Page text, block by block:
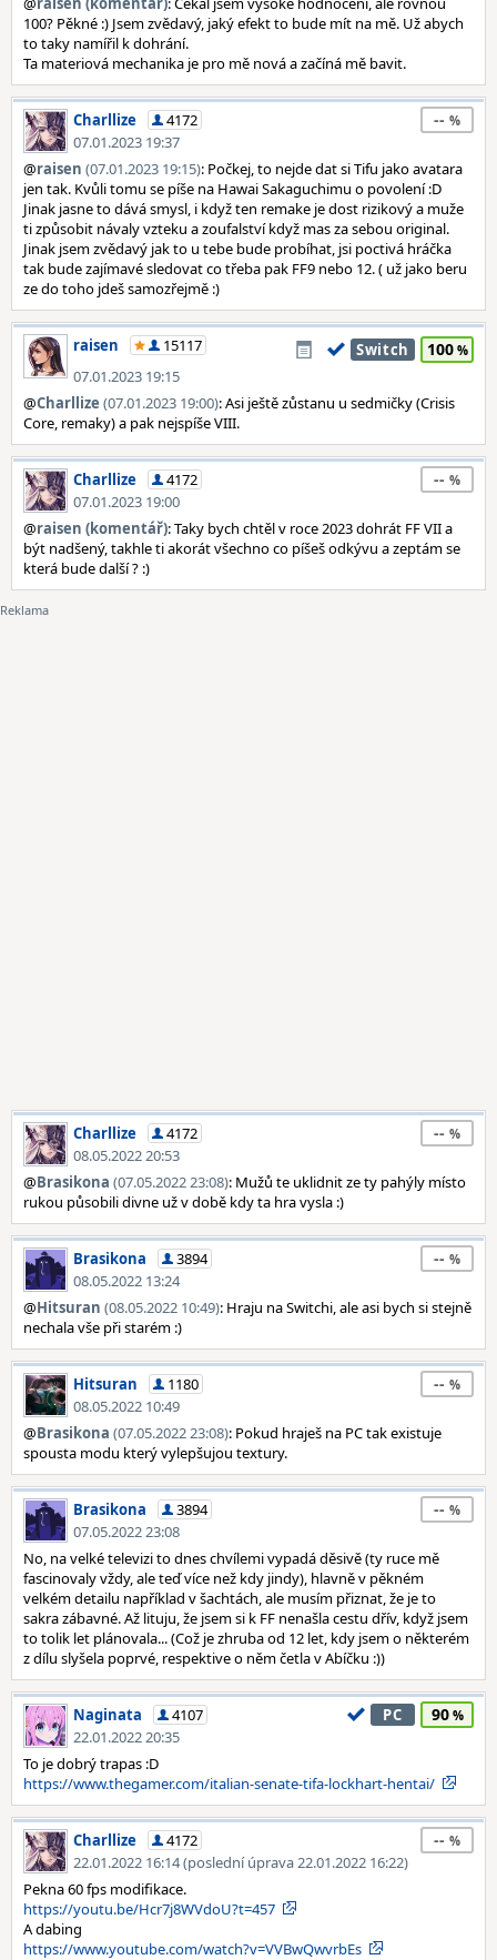
100? Pěkné :) Jsem zvědavý, jaký efekt to bude mít na mě. Už abych
to taky namířil k dohrání.
Ta materiová mechanika je pro mě nová a začíná mě bavit.
Charllize
4172
07.01.2023 19:37
--
@raisen (07.01.2023 19:15): Počkej, to nejde dat si Tifu jako avatara
jen tak. Kvůli tomu se píše na Hawai Sakaguchimu o povolení :D
Jinak jasne to dává smysl, i když ten remake je dost rizikový a muže
ti způsobit návaly vzteku a zoufalství když mas za sebou original.
Jinak jsem zvědavý jak to u tebe bude probíhat, jsi poctivá hráčka
tak bude zajímavé sledovat co třeba pak FF9 nebo 12. ( už jako beru
ze do toho jdeš samozřejmě :)
raisen
15117
07.01.2023 19:15
Switch 100
@Charllize (07.01.2023 19:00): Asi ještě zůstanu u sedmičky (Crisis
Core, remaky) a pak nejspíše VIII.
Charllize
4172
07.01.2023 19:00
--
@raisen (komentář): Taky bych chtěl v roce 2023 dohrát FF VII a
být nadšený, takhle ti akorát všechno co píšeš odkývu a zeptám se
která bude další ? :)
Charllize
4172
08.05.2022 20:53
--
@Brasikona (07.05.2022 23:08): Mužů te uklidnit ze ty pahýly místo
rukou působili divne už v době kdy ta hra vysla :)
Brasikona
3894
08.05.2022 13:24
--
@Hitsuran (08.05.2022 10:49): Hraju na Switchi, ale asi bych si stejně
nechala vše při starém :)
Hitsuran
1180
08.05.2022 10:49
--
@Brasikona (07.05.2022 23:08): Pokud hraješ na PC tak existuje
spousta modu který vylepšujou textury.
Brasikona
3894
07.05.2022 23:08
--
No, na velké televizi to dnes chvílemi vypadá děsivě (ty ruce mě
fascinovaly vždy, ale teď více než kdy jindy), hlavně v pěkném
velkém detailu například v šachtách, ale musím přiznat, že je to
sakra zábavné. Až lituju, že jsem si k FF nenašla cestu dřív, když jsem
to tolik let plánovala... (Což je zhruba od 12 let, kdy jsem o některém
z dílu slyšela poprvé, respektive o něm četla v Abíčku :))
Naginata
4107
22.01.2022 20:35
PC 90
To je dobrý trapas :D
https://www.thegamer.com/italian-senate-tifa-lockhart-hentai/
Charllize
4172
22.01.2022 16:14 (poslední úprava 22.01.2022 16:22)
--
Pekna 60 fps modifikace.
https://youtu.be/Hcr7j8WVdoU?t=457
A dabing
https://www.youtube.com/watch?v=VVBwQwvrbEs